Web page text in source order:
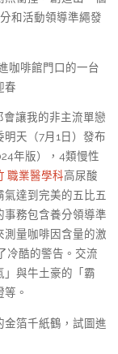
和活動領導準繩發
咖啡館門口的一台
春
讓我的非主流單戀
天（7月1日）發布
年版），4類慢性
職業醫學科高尿酸
達到完美的五比五
務包含養分領導準
量咖啡因含量的激
冷酷的警告。交流
」與牛土豪的「霸
。
箔千紙鶴，試圖進